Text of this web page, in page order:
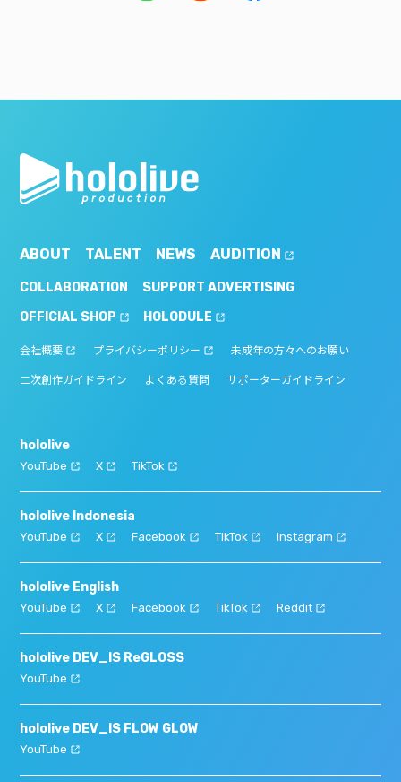
ABOUT TALENT NEWS AUDITION
COLLABORATION
SUPPORT ADVERTISING
OFFICIAL SHOP
HOLODULE
会社概要 プライバシーポリシー 未成年の方々へのお願い
二次創作ガイドライン よくある質問 サポーターガイドライン
hololive
YouTube X TikTok
hololive Indonesia
YouTube X Facebook TikTok Instagram
hololive English
YouTube X Facebook TikTok Reddit
hololive DEV_IS ReGLOSS
YouTube
hololive DEV_IS FLOW GLOW
YouTube